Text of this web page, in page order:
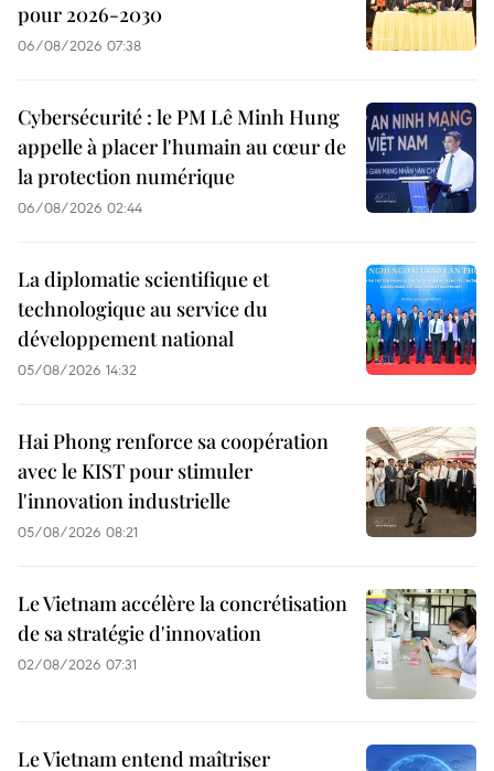
pour 2026-2030
06/08/2026 07:38
Cybersécurité : le PM Lê Minh Hung
appelle à placer l'humain au cœur de
la protection numérique
06/08/2026 02:44
La diplomatie scientifique et
technologique au service du
développement national
05/08/2026 14:32
Hai Phong renforce sa coopération
avec le KIST pour stimuler
l'innovation industrielle
05/08/2026 08:21
Le Vietnam accélère la concrétisation
de sa stratégie d'innovation
02/08/2026 07:31
Le Vietnam entend maîtriser